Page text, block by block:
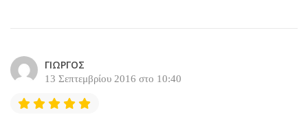
ΓΙΩΡΓΟΣ
13 Σεπτεμβρίου 2016 στο 10:40